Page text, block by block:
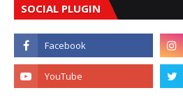
SOCIAL PLUGIN